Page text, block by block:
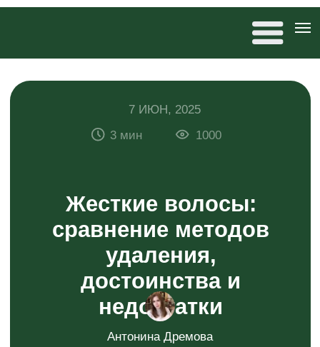
Жесткие волосы:
достоинства и
редактор 20×80, автор статей